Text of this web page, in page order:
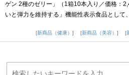
ゲン 2種のゼリー」（1箱10本入り／価格：
いと弾力を維持する」機能性表示食品とし
新商品（健康）
新商品（美容）